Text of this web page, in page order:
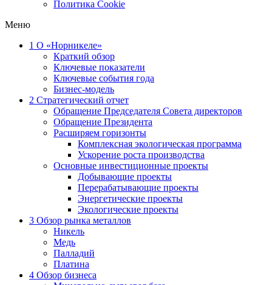
Политика Cookie
Меню
1 О «Норникеле»
Краткий обзор
Ключевые показатели
Ключевые события года
Бизнес-модель
2 Стратегический отчет
Обращение Председателя Совета директоров
Обращение Президента
Расширяем горизонты
Комплексная экологическая программа
Ускорение роста производства
Основные инвестиционные проекты
Добывающие проекты
Перерабатывающие проекты
Энергетические проекты
Экологические проекты
3 Обзор рынка металлов
Никель
Медь
Палладий
Платина
4 Обзор бизнеса